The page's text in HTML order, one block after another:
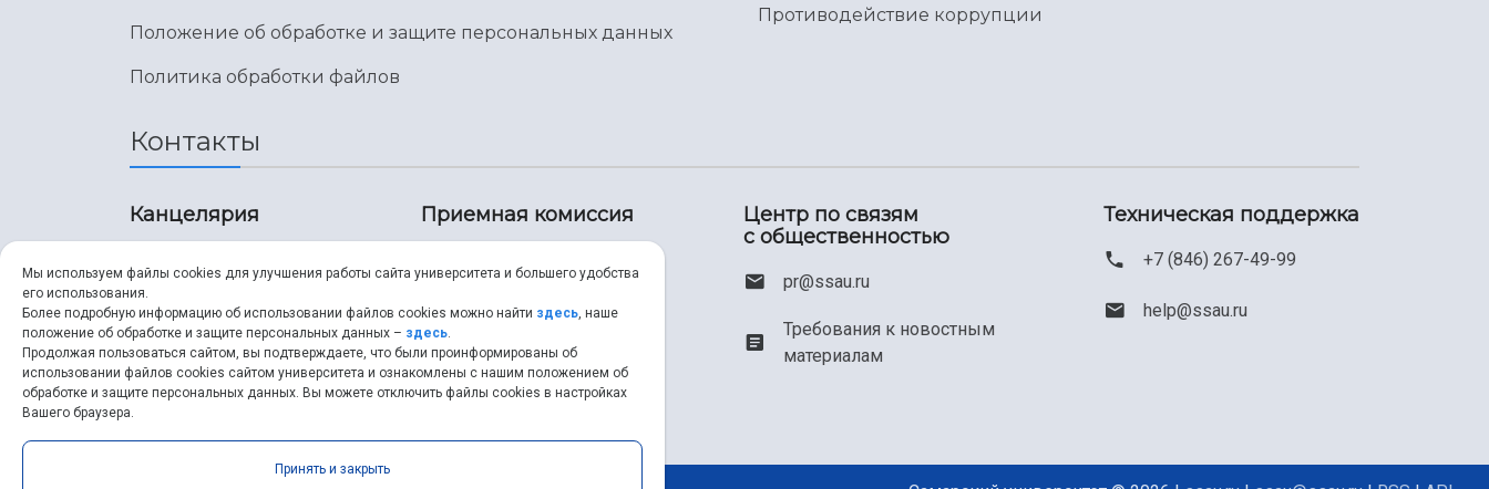
Положение об обработке и защите персональных данных
Политика обработки файлов
Противодействие коррупции
Контакты
Канцелярия
8 (846) 267-43-70
ssau@ssau.ru
Приемная комиссия
8 (846) 267-48-67
priem@ssau.ru
Центр по связям
с общественностью
pr@ssau.ru
Требования к новостным
материалам
Техническая поддержка
+7 (846) 267-49-99
help@ssau.ru
Мы используем файлы cookies для улучшения работы сайта университета и большего удобства
его использования.
Более подробную информацию об использовании файлов cookies можно найти здесь, наше
положение об обработке и защите персональных данных – здесь.
Продолжая пользоваться сайтом, вы подтверждаете, что были проинформированы об
использовании файлов cookies сайтом университета и ознакомлены с нашим положением об
обработке и защите персональных данных. Вы можете отключить файлы cookies в настройках
Вашего браузера.
Принять и закрыть